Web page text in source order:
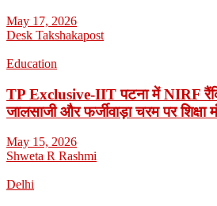
May 17, 2026
Desk Takshakapost
Education
TP Exclusive-IIT पटना में NIRF
जालसाजी और फर्जीवाड़ा चरम पर
May 15, 2026
Shweta R Rashmi
Delhi